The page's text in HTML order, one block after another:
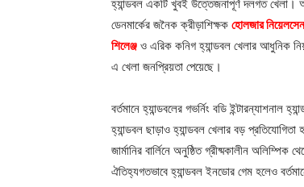
হ্যান্ডবল একটি খুবই উত্তেজনাপূর্ণ দলগত খেলা।
ডেনমার্কের জনৈক ক্রীড়াশিক্ষক হোলজার নিয়েলসেন
শিলেঞ্জ ও এরিক কনিগ হ্যান্ডবল খেলার আধুনিক
এ খেলা জনপ্রিয়তা পেয়েছে।
বর্তমানে হ্যান্ডবলের গভর্নিং বডি ইন্টারন্যাশনাল
হ্যান্ডবল ছাড়াও হ্যান্ডবল খেলার বড়
জার্মানির বার্লিনে অনুষ্ঠিত গ্রীষ্মকালীন
ঐতিহ্যগতভাবে হ্যান্ডবল ইনডোর গেম হলেও